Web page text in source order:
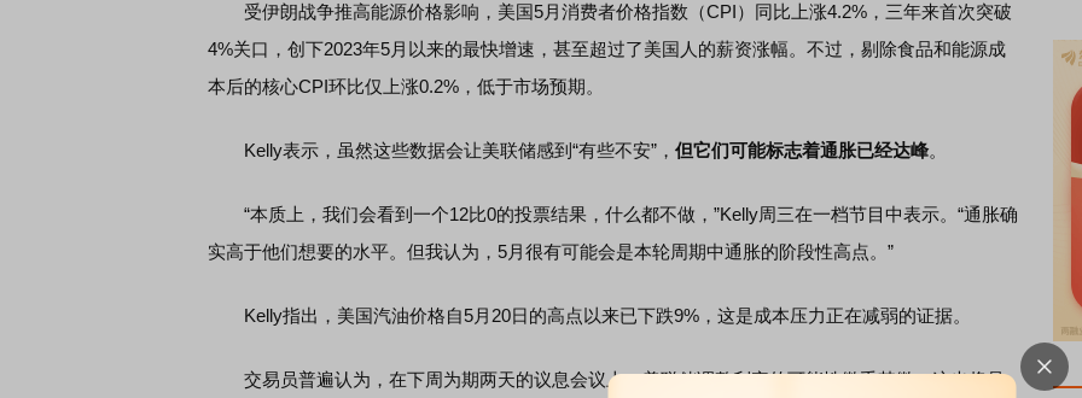
受伊朗战争推高能源价格影响，美国5月消费者价格指数（CPI）同比上涨4.2%，三年来首次突破
4%关口，创下2023年5月以来的最快增速，甚至超过了美国人的薪资涨幅。不过，剔除食品和能源成
本后的核心CPI环比仅上涨0.2%，低于市场预期。
Kelly表示，虽然这些数据会让美联储感到“有些不安”， 但它们可能标志着通胀已经达峰。
“本质上，我们会看到一个12比0的投票结果，什么都不做，”Kelly周三在一档节目中表示。“通胀确
实高于他们想要的水平。但我认为，5月很有可能会是本轮周期中通胀的阶段性高点。”
Kelly指出，美国汽油价格自5月20日的高点以来已下跌9%，这是成本压力正在减弱的证据。
交易员普遍认为，在下周为期两天的议息会议上，美联储调整利率的可能性微乎其微。这也将是